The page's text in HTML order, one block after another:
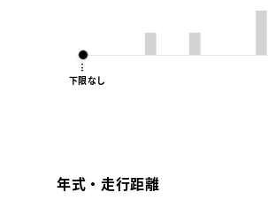
下限なし
年式・走行距離